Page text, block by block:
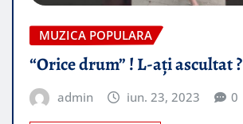
MUZICA POPULARA
“Orice drum” ! L-ați ascultat ?
admin iun. 23, 2023 0